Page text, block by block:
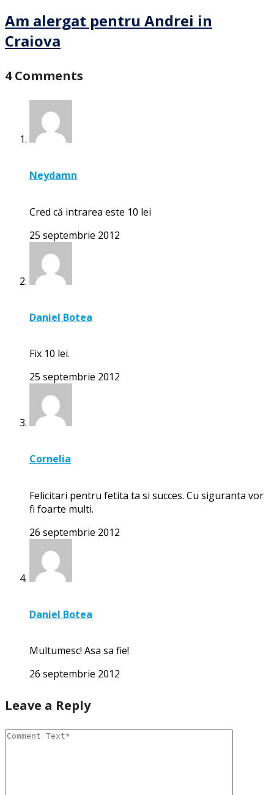
Am alergat pentru Andrei in
Craiova
4 Comments
Neydamn
Cred că intrarea este 10 lei
25 septembrie 2012
Daniel Botea
Fix 10 lei.
25 septembrie 2012
Cornelia
Felicitari pentru fetita ta si succes. Cu siguranta vor
fi foarte multi.
26 septembrie 2012
Daniel Botea
Multumesc! Asa sa fie!
26 septembrie 2012
Leave a Reply